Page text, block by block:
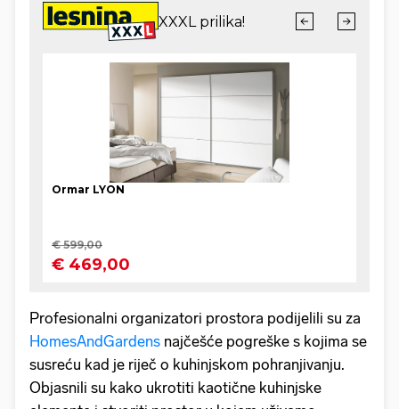
Profesionalni organizatori prostora podijelili su za
HomesAndGardens najčešće pogreške s kojima se
susreću kad je riječ o kuhinjskom pohranjivanju.
Objasnili su kako ukrotiti kaotične kuhinjske